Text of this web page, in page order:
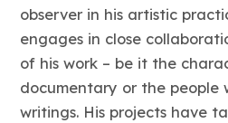
observer in his artistic
engages in close
of his work – be it the
documentary or the people
writings. His projects have